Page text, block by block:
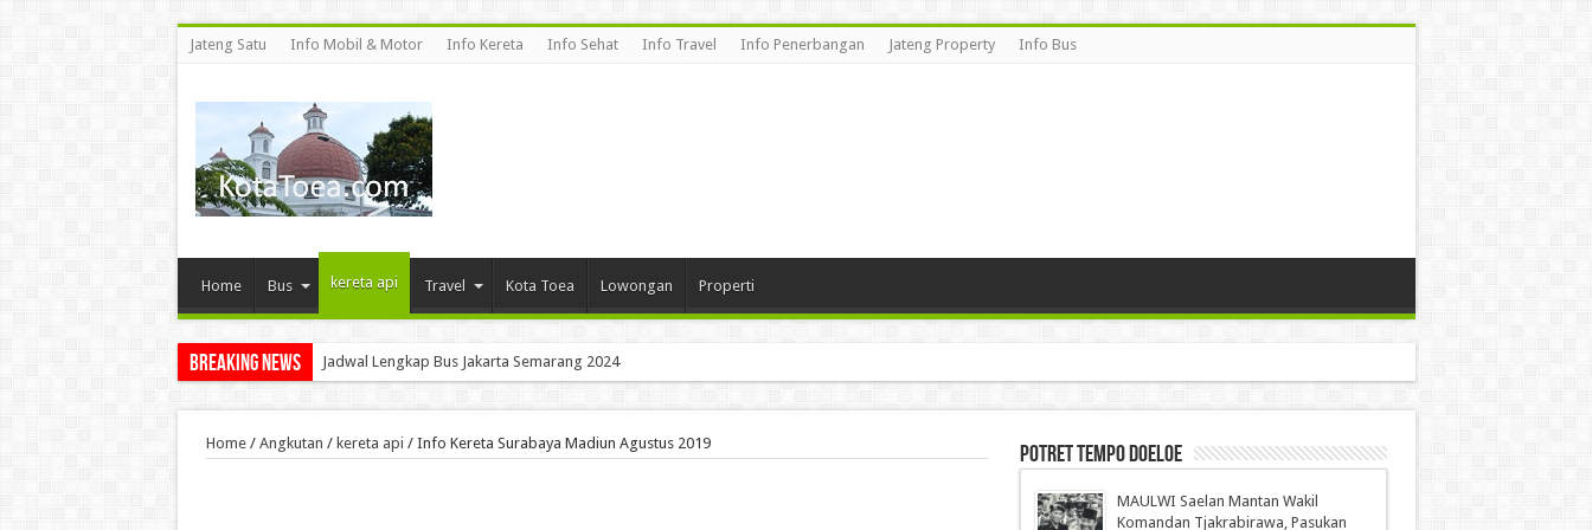
Jateng Satu Info Mobil & Motor Info Kereta Info Sehat Info Travel Info Penerbangan Jateng Property Info Bus
Home Bus kereta api Travel Kota Toea Lowongan Properti
Breaking News Jadwal Lengkap Bus Jakarta Semarang 2024
Home/ Angkutan / kereta api / Info Kereta Surabaya Madiun Agustus 2019 Potret Tempo Doeloe
MAULWI Saelan Mantan Wakil
Komandan Tjakrabirawa, Pasukan